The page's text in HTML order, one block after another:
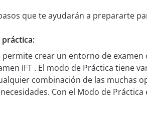
que te ayudarán a prepararte
práctica:
permite crear un entorno de
IFT . El modo de Práctica tiene
combinación de las muchas
Con el Modo de